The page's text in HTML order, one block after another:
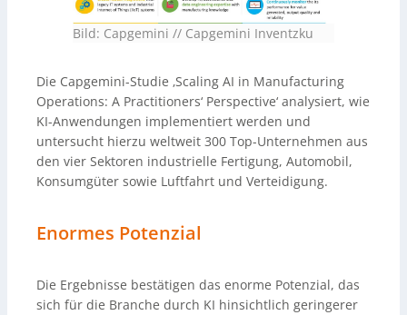
Bild: Capgemini // Capgemini Inventzku
Die Capgemini-Studie ‚Scaling AI in Manufacturing
Operations: A Practitioners‘ Perspective‘ analysiert, wie
KI-Anwendungen implementiert werden und
untersucht hierzu weltweit 300 Top-Unternehmen aus
den vier Sektoren industrielle Fertigung, Automobil,
Konsumgüter sowie Luftfahrt und Verteidigung.
Enormes Potenzial
Die Ergebnisse bestätigen das enorme Potenzial, das
sich für die Branche durch KI hinsichtlich geringerer